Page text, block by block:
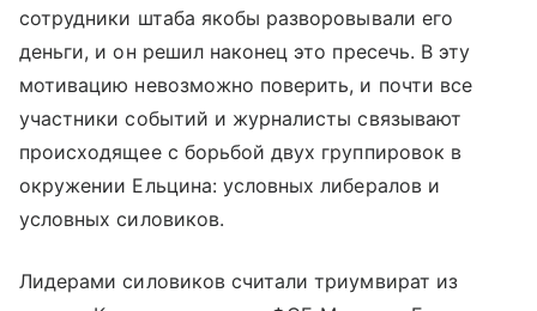
сотрудники штаба якобы разворовывали его
деньги, и он решил наконец это пресечь. В эту
мотивацию невозможно поверить, и почти все
участники событий и журналисты связывают
происходящее с борьбой двух группировок в
окружении Ельцина: условных либералов и
условных силовиков.
Лидерами силовиков считали триумвират из